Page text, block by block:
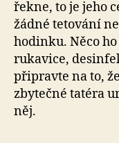
řekne, to je jeho
žádné tetování
hodinku. Něco
rukavice,
připravte na to,
zbytečné tatéra
něj.